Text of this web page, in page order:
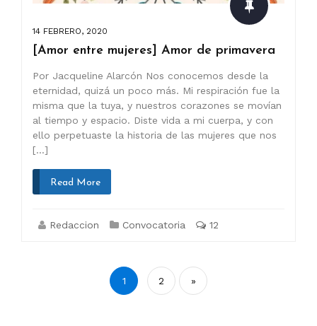
14 FEBRERO, 2020
[Amor entre mujeres] Amor de primavera
Por Jacqueline Alarcón Nos conocemos desde la
eternidad, quizá un poco más. Mi respiración fue la
misma que la tuya, y nuestros corazones se movían
al tiempo y espacio. Diste vida a mi cuerpa, y con
ello perpetuaste la historia de las mujeres que nos
[…]
Read More
Redaccion Convocatoria 12
Paginación
1 2 »